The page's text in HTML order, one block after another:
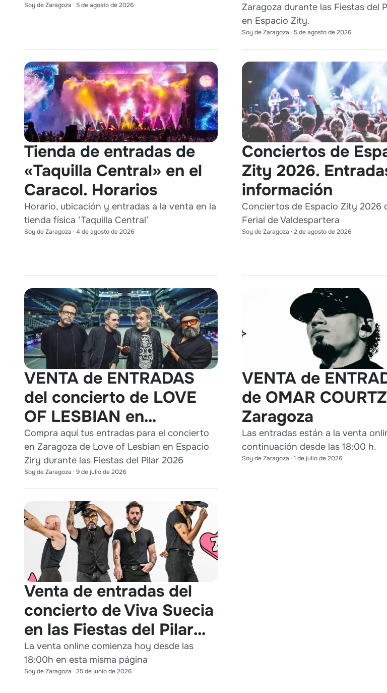
Soy de Zaragoza · 5 de agosto de 2026
Zaragoza durante las Fiestas del
en Espacio Zity.
Soy de Zaragoza · 5 de agosto de 2026
Tienda de entradas de
«Taquilla Central» en el
Caracol. Horarios
Horario, ubicación y entradas a la venta en la
tienda física ‘Taquilla Central’
Soy de Zaragoza · 4 de agosto de 2026
Conciertos de
Zity 2026.
información
Conciertos de Espacio Zity 2026
Ferial de Valdespartera
Soy de Zaragoza · 2 de agosto de 2026
VENTA de ENTRADAS
del concierto de LOVE
OF LESBIAN en
Zaragoza durante Pilares
2026
Compra aquí tus entradas para el concierto
en Zaragoza de Love of Lesbian en Espacio
Ziry durante las Fiestas del Pilar 2026
Soy de Zaragoza · 9 de julio de 2026
VENTA de
de OMAR
Zaragoza
Las entradas están a la venta
continuación desde las 18:00 h.
Soy de Zaragoza · 1 de julio de 2026
Venta de entradas del
concierto de Viva Suecia
en las Fiestas del Pilar
2026
La venta online comienza hoy desde las
18:00h en esta misma página
Soy de Zaragoza · 25 de junio de 2026